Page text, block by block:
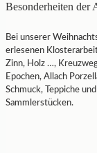
Besonderheiten der
Bei unserer
erlesenen
Zinn, Holz …,
Epochen, Allach
Schmuck, Teppiche
Sammlerstücken.